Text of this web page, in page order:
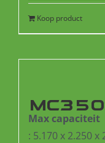
Koop product
Max capaciteit
: 5.170 x 2.250 x